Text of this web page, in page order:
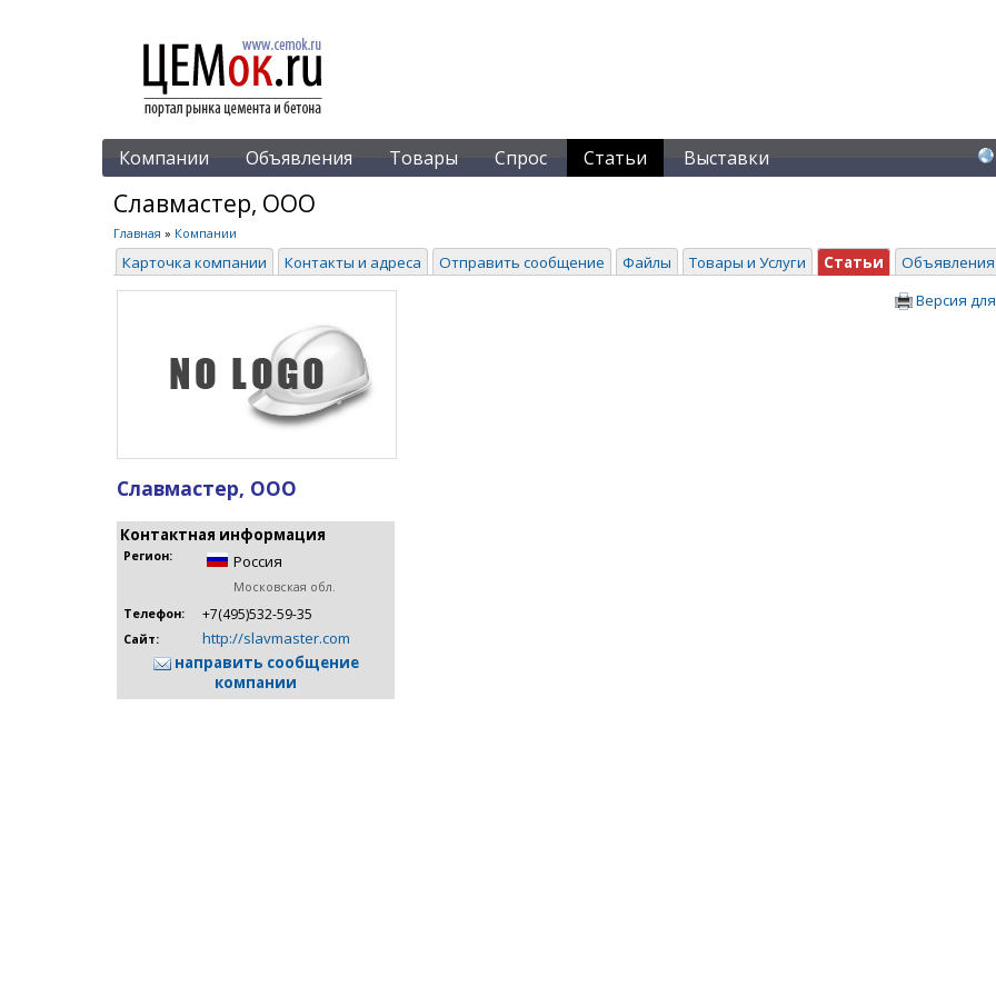
Компании Объявления Товары Спрос Статьи Выставки
Славмастер, ООО
Главная » Компании
Карточка компании Контакты и адреса Отправить сообщение Файлы Товары и Услуги Статьи Объявления
Славмастер, ООО
Контактная информация
Регион: Россия
Московская обл.
Телефон:
+7(495)532-59-35
Сайт:
http://slavmaster.com
направить сообщение
компании
Версия